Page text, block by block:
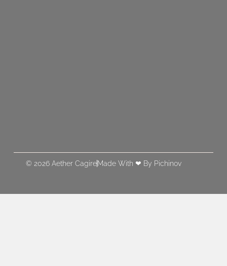
© 2026 Aether Cagire Made With ❤ By Pichinov